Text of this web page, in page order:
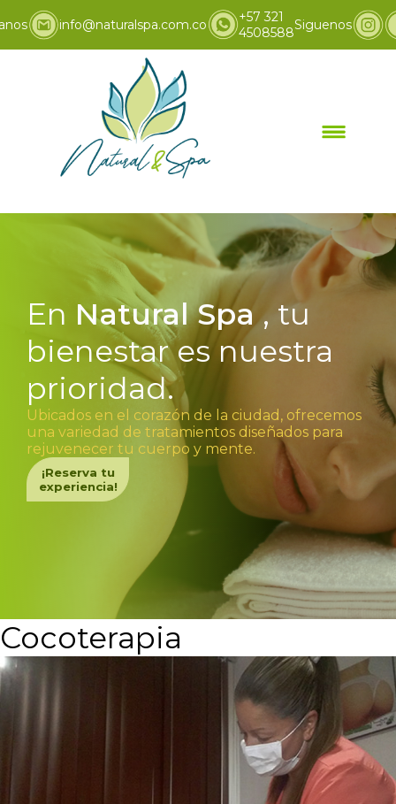
info@naturalspa.com.co
+57 321
4508588Siguenos
En Natural Spa, tu
bienestar es nuestra
prioridad.
Ubicados en el corazón de la ciudad, ofrecemos
una variedad de tratamientos diseñados para
rejuvenecer tu cuerpo y mente.
¡Reserva tu
experiencia!
Cocoterapia